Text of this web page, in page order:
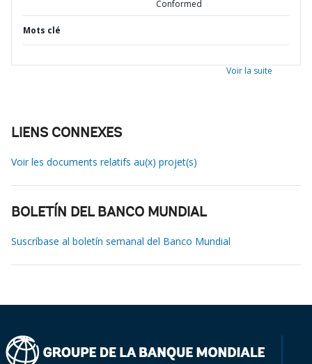
Conformed
Mots clé
Voir la suite
LIENS CONNEXES
Voir les documents relatifs au(x) projet(s)
BOLETÍN DEL BANCO MUNDIAL
Suscríbase al boletín semanal del Banco Mundial